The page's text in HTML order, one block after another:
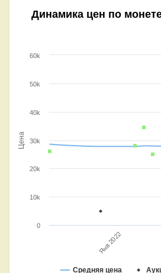
Динамика цен по
Цена
Средняя цена
Янв 2022
0
10k
20k
30k
40k
50k
60k